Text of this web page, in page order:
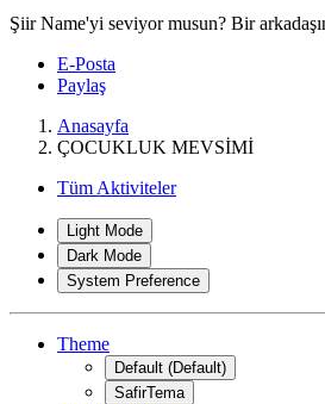
Şiir Name'yi seviyor musun? Bir
E-Posta
Paylaş
Anasayfa
ÇOCUKLUK MEVSİMİ
Tüm Aktiviteler
Light Mode
Dark Mode
System Preference
Theme
Default (Default)
SafirTema